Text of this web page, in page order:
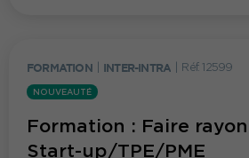
FORMATION INTER-INTRA Réf. 12599
NOUVEAUTÉ
Formation : Faire
Start-up/TPE/PME